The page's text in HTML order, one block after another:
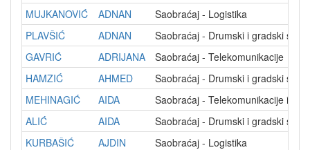
MUJKANOVIĆ
ADNAN
Saobraćaj - Logistika
PLAVŠIĆ
ADNAN
Saobraćaj - Drumski i gradski
GAVRIĆ
ADRIJANA
Saobraćaj - Telekomunikacije
HAMZIĆ
AHMED
Saobraćaj - Drumski i gradski
MEHINAGIĆ
AIDA
Saobraćaj - Telekomunikacije i
ALIĆ
AIDA
Saobraćaj - Drumski i gradski
KURBAŠIĆ
AJDIN
Saobraćaj - Logistika